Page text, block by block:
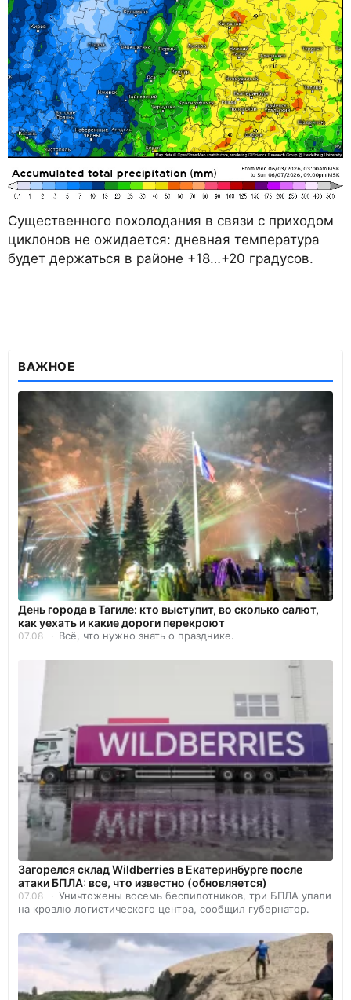
Существенного похолодания в связи с приходом
циклонов не ожидается: дневная температура
будет держаться в районе +18…+20 градусов.
ВАЖНОЕ
День города в Тагиле: кто выступит, во сколько салют,
как уехать и какие дороги перекроют
07.08 Всё, что нужно знать о празднике.
Загорелся склад Wildberries в Екатеринбурге после
атаки БПЛА: все, что известно (обновляется)
07.08
Уничтожены восемь беспилотников, три БПЛА упали
на кровлю логистического центра, сообщил губернатор.